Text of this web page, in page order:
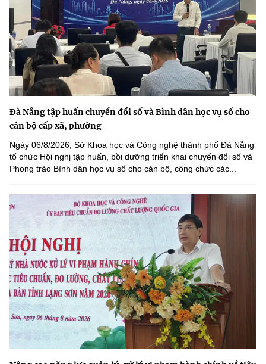
Đà Nẵng tập huấn chuyển đổi số và Bình dân học vụ số cho
cán bộ cấp xã, phường
Ngày 06/8/2026, Sở Khoa học và Công nghệ thành phố Đà Nẵng
tổ chức Hội nghị tập huấn, bồi dưỡng triển khai chuyển đổi số và
Phong trào Bình dân học vụ số cho cán bộ, công chức các...